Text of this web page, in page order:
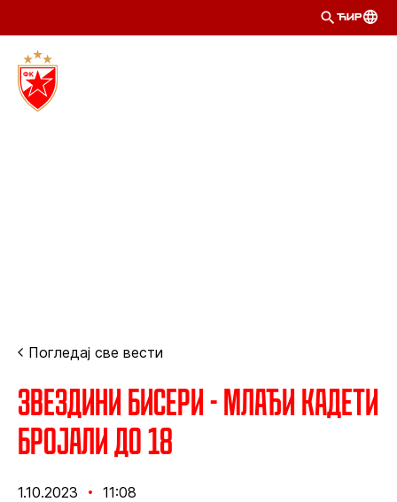
ЋИР
Погледај све вести
Звездини бисери - Млађи кадети
бројали до 18
1.10.2023 11:08